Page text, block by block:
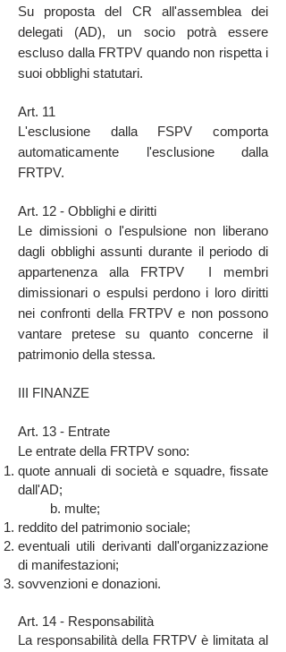
Su proposta del CR all'assemblea dei
delegati (AD), un socio potrà essere
escluso dalla FRTPV quando non rispetta i
suoi obblighi statutari.
Art. 11
L'esclusione dalla FSPV comporta
automaticamente l'esclusione dalla
FRTPV.
Art. 12 - Obblighi e diritti
Le dimissioni o l'espulsione non liberano
dagli obblighi assunti durante il periodo di
appartenenza alla FRTPV I membri
dimissionari o espulsi perdono i loro diritti
nei confronti della FRTPV e non possono
vantare pretese su quanto concerne il
patrimonio della stessa.
III FINANZE
Art. 13 - Entrate
Le entrate della FRTPV sono:
quote annuali di società e squadre, fissate
dall'AD;
b. multe;
reddito del patrimonio sociale;
eventuali utili derivanti dall'organizzazione
di manifestazioni;
sovvenzioni e donazioni.
Art. 14 - Responsabilità
La responsabilità della FRTPV è limitata al